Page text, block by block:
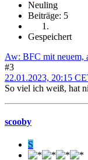
Neuling
Beiträge: 5
Gespeichert
Aw: BFC mit neuem,
#3
22.01.2023, 20:15
So viel ich weiß, hat
scooby
S